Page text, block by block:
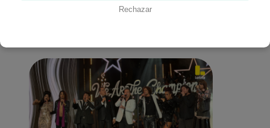
interesarRechazar